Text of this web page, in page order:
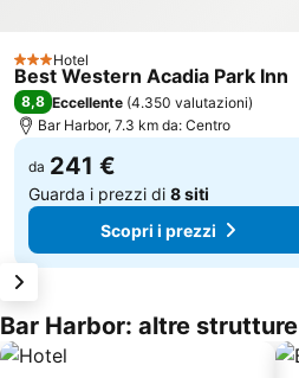
3 StelleHotel
Best Western Acadia Park Inn
8,8 Eccellente (4.350 valutazioni)
Bar Harbor, 7.3 km da: Centro
da 241 €
Guarda i prezzi di 8 siti
Scopri i prezzi
Bar Harbor: altre strutture